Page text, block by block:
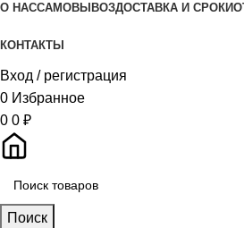
О НАССАМОВЫВОЗДОСТАВКА И СРОКИ
КОНТАКТЫ
Вход / регистрация
0 Избранное
0 0 ₽
Поиск